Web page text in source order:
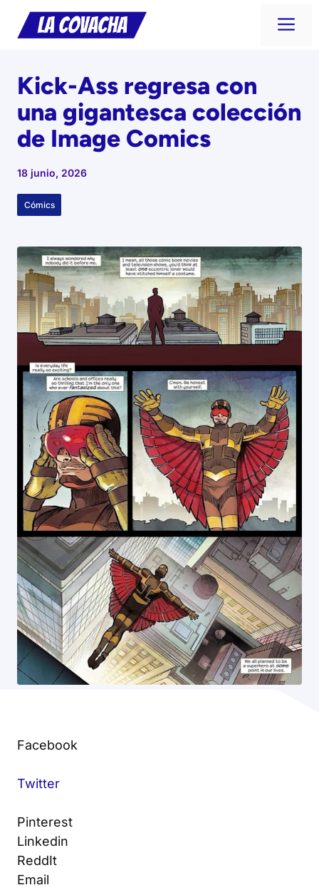
Saltar
Kick-Ass regresa con
una gigantesca colección
de Image Comics
18 junio, 2026
Cómics
Facebook
Twitter
Pinterest
Linkedin
ReddIt
Email